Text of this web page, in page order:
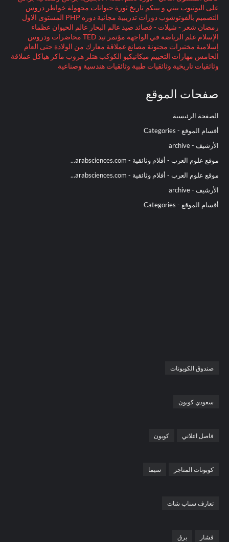
على اليوتيوب بيني و بينكم تاريخ ثورة حيوانات مجهولة خواطر دروس
التصميم بالفوتوشوب دورات تدريبية مجانية دوره PHP المستوى الاول
رمضان شعر - شيلات - قصائد صيد عالم البحار عالم الحيوان عظماء
الإسلام علم الرياضة في الواجهة مؤتمر تيد TED
محاضرات ودروس
إسلامية مختبرات مجنونة مصانع عملاقة معارك من الولادة حتى العام
الخامس مهارات التخييم ميكانيكيو الكوكب هتلر هروب ماكر هياكل عملاقة
وثائقيات تاريخية وثائقيات طبية وثائقيات هندسية وصناعية
صفحات الموقع
الصفحة الرئيسية
أقسام الموقع - Categories
الأرشيف - archive
موقع علوم العرب - أفلام وثائقية - arabsciences.com...
موقع علوم العرب - أفلام وثائقية - arabsciences.com...
الأرشيف - archive
أقسام الموقع - Categories
صندوق الكوبونات
سعودي كوبون
فاصل اعلاني كوبون
كوبونات المتاجر سيما
تعارف سناب شات
فشار برق